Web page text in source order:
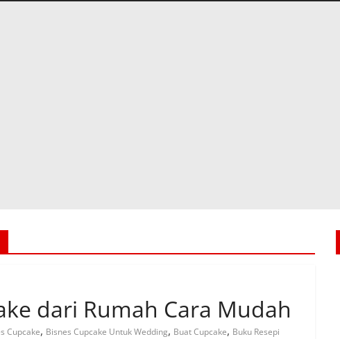
dari Rumah Cara Mudah
Cupcake, Bisnes Cupcake Untuk Wedding, Buat Cupcake, Buku Resepi